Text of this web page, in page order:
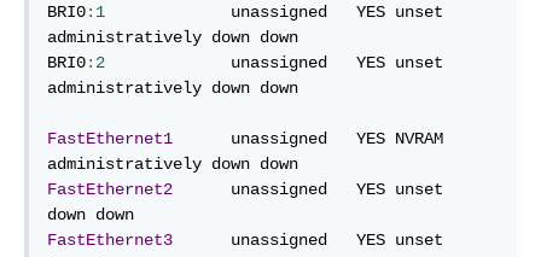
BRI0: 1
             unassigned   YES unset
administratively down down
BRI0: 2
             unassigned   YES unset
administratively down down
FastEthernet1
      unassigned   YES NVRAM
FastEthernet2
      unassigned   YES unset
FastEthernet3
      unassigned   YES unset